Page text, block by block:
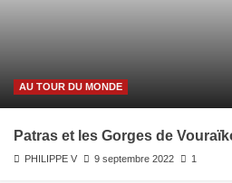
AU TOUR DU MONDE
Patras et les Gorges de
PHILIPPE V 9 septembre 2022 1